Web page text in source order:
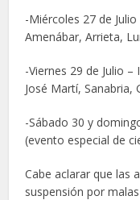
-Miércoles 27 de
Amenábar, Arrieta,
-Viernes 29 de Julio
José Martí, Sanabria,
-Sábado 30 y
(evento especial de
Cabe aclarar que las
suspensión por